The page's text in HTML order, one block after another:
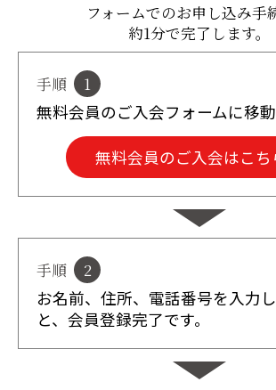
フォームでのお申し込み手
約1分で完了します。
手順 1
無料会員のご入会フォームに移動
無料会員のご入会はこち
手順 2
お名前、住所、電話番号を入力
と、会員登録完了です。